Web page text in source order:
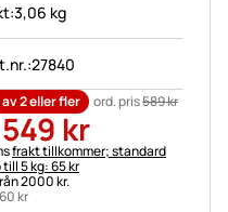
3,06 kg
27840
av 2 eller fler ord. pris589kr
549 kr
frakt tillkommer; standard
5 kg: 65 kr
2000 kr.
60kr